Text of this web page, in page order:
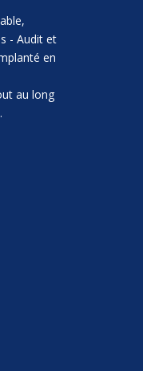
- Audit et
en
au long